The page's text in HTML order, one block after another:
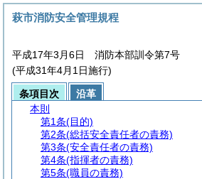
萩市消防安全管理規程
平成17年3月6日 消防本部訓令第7号
(平成31年4月1日施行)
条項目次
沿革
本則
第1条(目的)
第2条(総括安全責任者の責務)
第3条(安全責任者の責務)
第4条(指揮者の責務)
第5条(職員の責務)